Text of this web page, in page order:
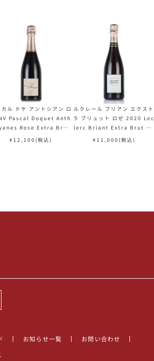
カル ドケ アントシアン ロ
Pascal Doquet Anth
Rose Extra Brut
ンス シャンパン シャンパ
¥ 12,100 (税込)
ルクレール ブリアン エクスト
ラ ブリュット ロゼ 2020 Lec
lerc Briant Extra Brut Ro
se フランス シャンパン シャ
¥ 11,000 (税込)
お知らせ一覧
お問い合わせ